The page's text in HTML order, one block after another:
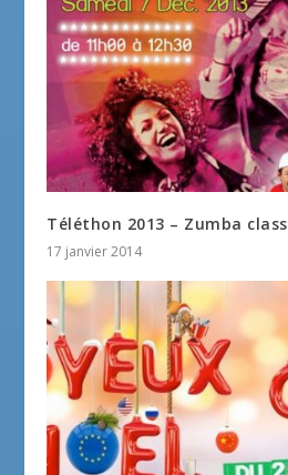
Téléthon 2013 – Zumba class
17 janvier 2014